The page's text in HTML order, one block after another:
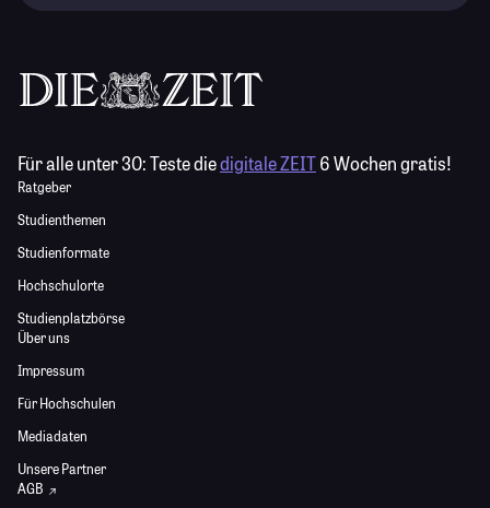
Für alle unter 30:Teste diedigitale ZEIT6 Wochen gratis!
Ratgeber
Studienthemen
Studienformate
Hochschulorte
Studienplatzbörse
Über uns
Impressum
Für Hochschulen
Mediadaten
Unsere Partner
AGB